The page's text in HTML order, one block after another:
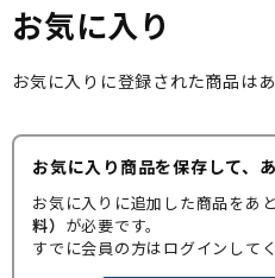
お気に入り
お気に入りに登録された商品はあ
お気に入り商品を保存して、
お気に入りに追加した商品をあ
料） が必要です。
すでに会員の方はログインしてく